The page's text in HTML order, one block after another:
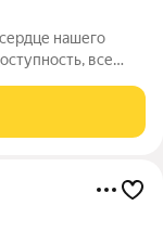
нашего
все
видом на